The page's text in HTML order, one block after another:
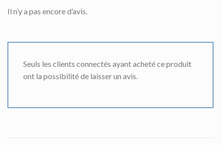
Il n’y a pas encore d’avis.
Seuls les clients connectés ayant acheté ce produit
ont la possibilité de laisser un avis.